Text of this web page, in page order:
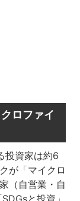
ロファイ
投資家は約6
が「マイクロ
（自営業・自
と投資」